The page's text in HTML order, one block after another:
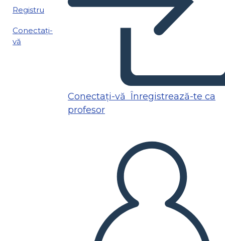
Registru
Conectați-
vă
Conectați-vă Înregistrează-te ca
profesor